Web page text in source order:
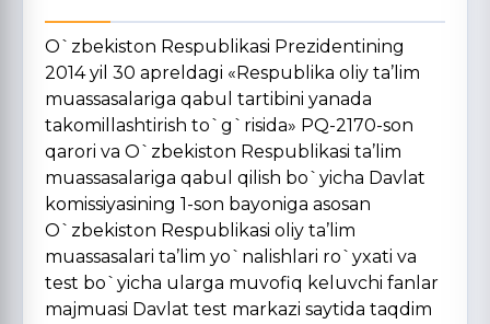
O`zbekiston Respublikasi Prezidentining
2014 yil 30 apreldagi «Respublika oliy ta’lim
muassasalariga qabul tartibini yanada
takomillashtirish to`g`risida» PQ-2170-son
qarori va O`zbekiston Respublikasi ta’lim
muassasalariga qabul qilish bo`yicha Davlat
komissiyasining 1-son bayoniga asosan
O`zbekiston Respublikasi oliy ta’lim
muassasalari ta’lim yo`nalishlari ro`yxati va
test bo`yicha ularga muvofiq keluvchi fanlar
majmuasi Davlat test markazi saytida taqdim